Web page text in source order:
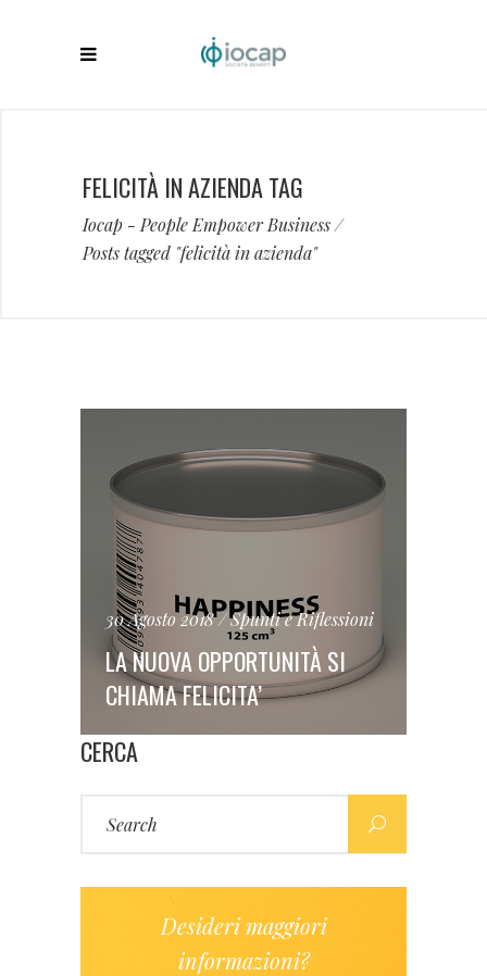
FELICITÀ IN AZIENDA TAG
Iocap - People Empower Business/
Posts tagged "felicità in azienda"
30 Agosto 2018 Spunti e Riflessioni
LA NUOVA OPPORTUNITÀ SI
CHIAMA FELICITA’
CERCA
for:
Desideri maggiori
informazioni?